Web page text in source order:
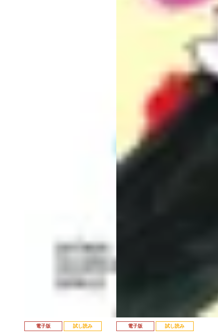
電子版 試し読み 電子版 試し読み